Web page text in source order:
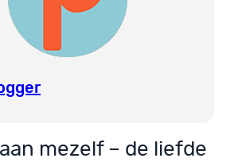
mezelf – de liefde